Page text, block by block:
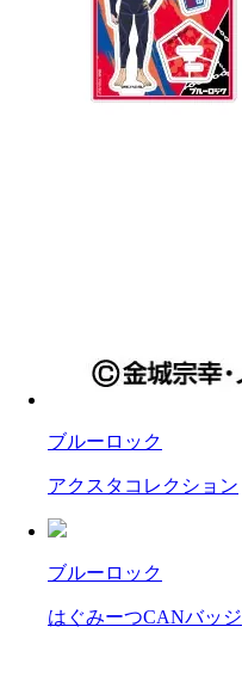
ブルーロック
アクスタコレクション
ブルーロック
はぐみーつCANバッジ